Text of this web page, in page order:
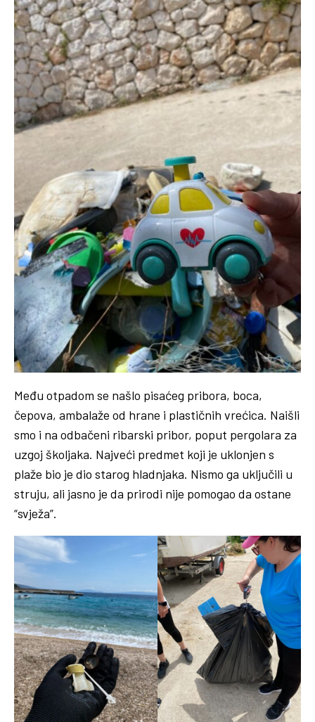
Među otpadom se našlo pisaćeg pribora, boca,
čepova, ambalaže od hrane i plastičnih vrećica. Naišli
smo i na odbačeni ribarski pribor, poput pergolara za
uzgoj školjaka. Najveći predmet koji je uklonjen s
plaže bio je dio starog hladnjaka. Nismo ga uključili u
struju, ali jasno je da prirodi nije pomogao da ostane
“svježa”.